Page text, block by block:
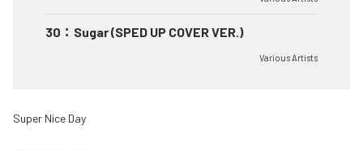
30 ： Sugar (SPED UP COVER VER.)
Various Artists
Super Nice Day